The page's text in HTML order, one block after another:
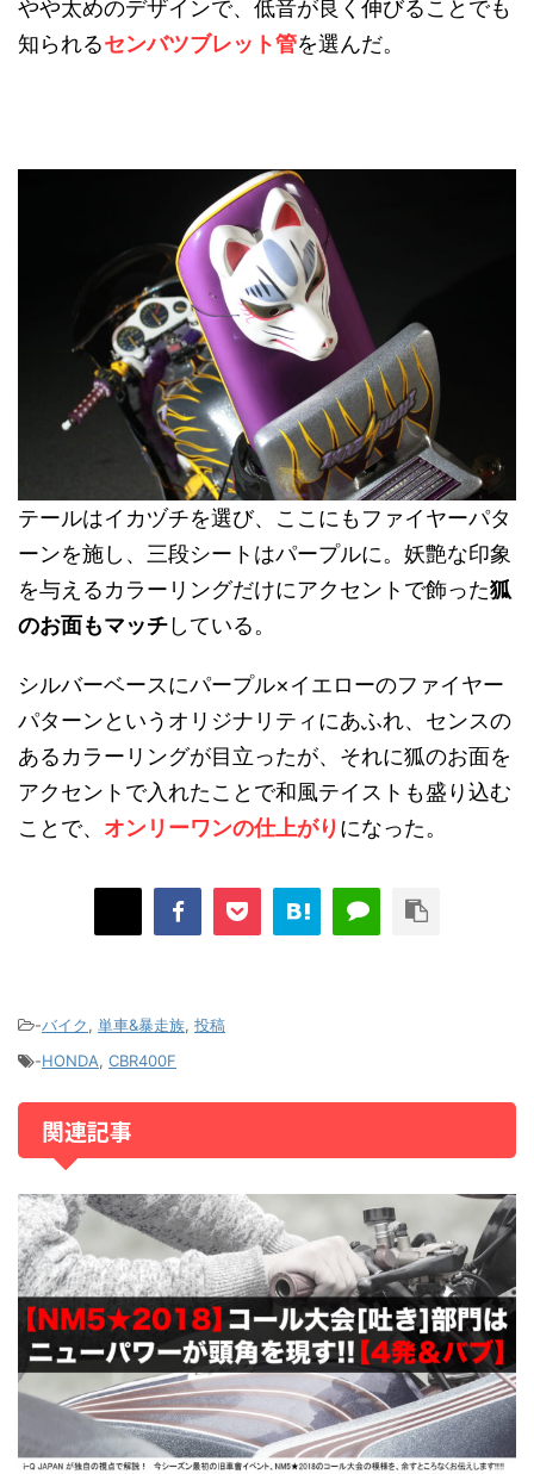
やや太めのデザインで、低音が良く伸びることでも
知られるセンバツブレット管を選んだ。
テールはイカヅチを選び、ここにもファイヤーパタ
ーンを施し、三段シートはパープルに。妖艶な印象
を与えるカラーリングだけにアクセントで飾った狐
のお面もマッチしている。
シルバーベースにパープル×イエローのファイヤー
パターンというオリジナリティにあふれ、センスの
あるカラーリングが目立ったが、それに狐のお面を
アクセントで入れたことで和風テイストも盛り込む
ことで、 オンリーワンの仕上がりになった。
-バイク, 単車&暴走族, 投稿
-HONDA, CBR400F
関連記事